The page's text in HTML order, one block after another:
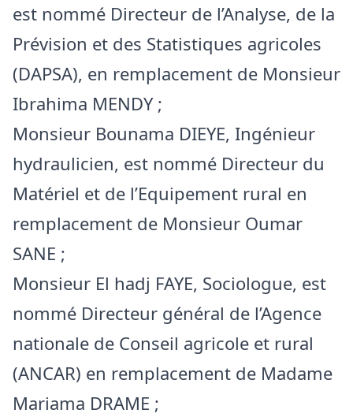
est nommé Directeur de l’Analyse, de la
Prévision et des Statistiques agricoles
(DAPSA), en remplacement de Monsieur
Ibrahima MENDY ;
Monsieur Bounama DIEYE, Ingénieur
hydraulicien, est nommé Directeur du
Matériel et de l’Equipement rural en
remplacement de Monsieur Oumar
SANE ;
Monsieur El hadj FAYE, Sociologue, est
nommé Directeur général de l’Agence
nationale de Conseil agricole et rural
(ANCAR) en remplacement de Madame
Mariama DRAME ;